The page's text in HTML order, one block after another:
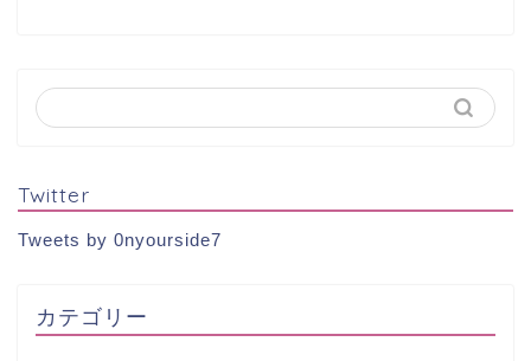
Twitter
Tweets by 0nyourside7
カテゴリー